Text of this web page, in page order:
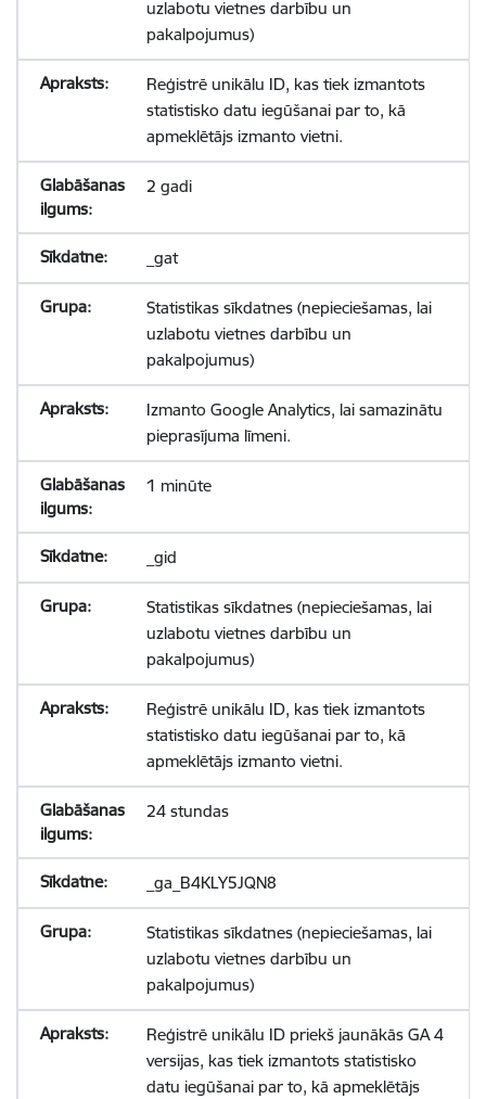
uzlabotu vietnes darbību un
pakalpojumus)
Reģistrē unikālu ID, kas tiek izmantots
statistisko datu iegūšanai par to, kā
apmeklētājs izmanto vietni.
2 gadi
_gat
Statistikas sīkdatnes (nepieciešamas, lai
uzlabotu vietnes darbību un
pakalpojumus)
Izmanto Google Analytics, lai samazinātu
pieprasījuma līmeni.
1 minūte
_gid
Statistikas sīkdatnes (nepieciešamas, lai
uzlabotu vietnes darbību un
pakalpojumus)
Reģistrē unikālu ID, kas tiek izmantots
statistisko datu iegūšanai par to, kā
apmeklētājs izmanto vietni.
24 stundas
_ga_B4KLY5JQN8
Statistikas sīkdatnes (nepieciešamas, lai
uzlabotu vietnes darbību un
pakalpojumus)
Reģistrē unikālu ID priekš jaunākās GA 4
versijas, kas tiek izmantots statistisko
datu iegūšanai par to, kā apmeklētājs